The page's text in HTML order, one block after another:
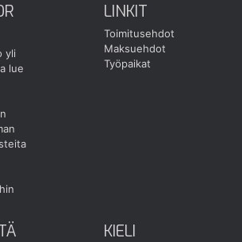
yli
lue
LINKIT
Toimitusehdot
Maksuehdot
Työpaikat
KIELI